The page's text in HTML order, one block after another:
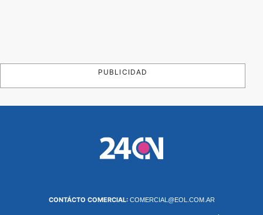
PUBLICIDAD
CONTÁCTO COMERCIAL: COMERCIAL@EOL.COM.AR